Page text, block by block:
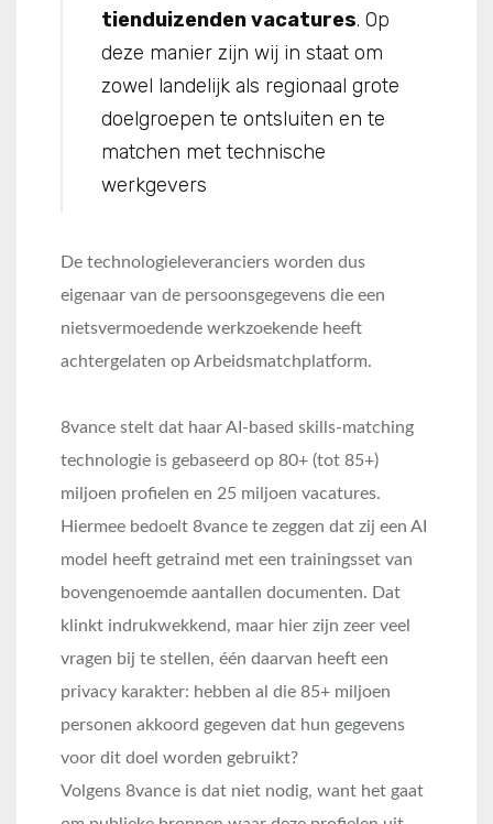
tienduizenden vacatures. Op
deze manier zijn wij in staat om
zowel landelijk als regionaal grote
doelgroepen te ontsluiten en te
matchen met technische
werkgevers
De technologieleveranciers worden dus
eigenaar van de persoonsgegevens die een
nietsvermoedende werkzoekende heeft
achtergelaten op Arbeidsmatchplatform.
8vance stelt dat haar AI-based skills-matching
technologie is gebaseerd op 80+ (tot 85+)
miljoen profielen en 25 miljoen vacatures.
Hiermee bedoelt 8vance te zeggen dat zij een AI
model heeft getraind met een trainingsset van
bovengenoemde aantallen documenten. Dat
klinkt indrukwekkend, maar hier zijn zeer veel
vragen bij te stellen, één daarvan heeft een
privacy karakter: hebben al die 85+ miljoen
personen akkoord gegeven dat hun gegevens
voor dit doel worden gebruikt?
Volgens 8vance is dat niet nodig, want het gaat